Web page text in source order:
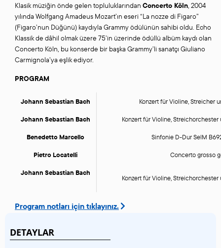
Klasik müziğin önde gelen topluluklarından Concerto Köln, 2004
yılında Wolfgang Amadeus Mozart’ın eseri “La nozze di Figaro”
(Figaro’nun Düğünü) kaydıyla Grammy ödülünün sahibi oldu. Echo
Klassik de dâhil olmak üzere 75’in üzerinde ödüllü albüm kaydı olan
Concerto Köln, bu konserde bir başka Grammy’li sanatçı Giuliano
Carmignola’ya eşlik ediyor.
PROGRAM
Johann Sebastian Bach Konzert für Violine, Streicher
Johann Sebastian Bach Konzert für Violine,
Benedetto Marcello Sinfonie D-Dur SelM
Pietro Locatelli Concerto grosso
Johann Sebastian Bach
Konzert für Violine,
Program notları için tıklayınız.
DETAYLAR